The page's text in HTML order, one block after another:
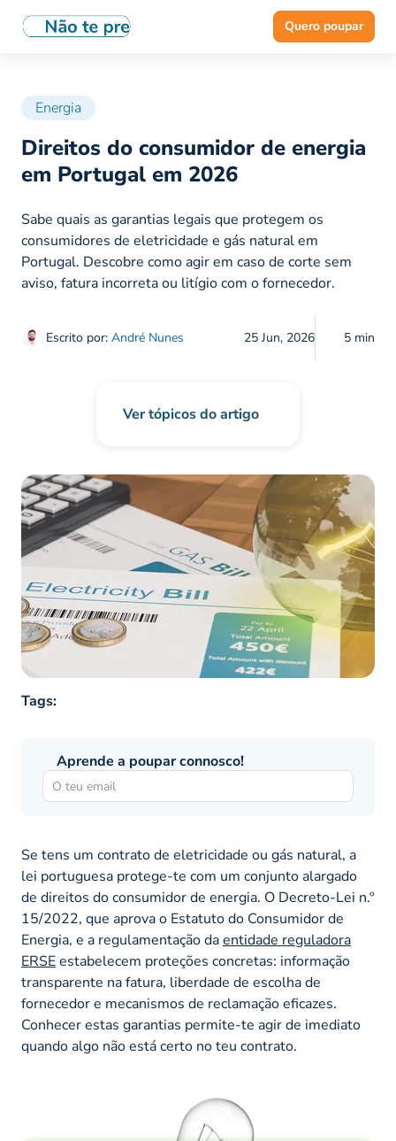
Quero poupar
Energia
Direitos do consumidor de energia
em Portugal em 2026
Escrito por: André Nunes 25 Jun, 2026 5 min
Sabe quais as garantias legais que protegem os
consumidores de eletricidade e gás natural em
Portugal. Descobre como agir em caso de corte sem
aviso, fatura incorreta ou litígio com o fornecedor.
Ver tópicos do artigo
Tags:
Aprende a poupar connosco!
Se tens um contrato de eletricidade ou gás natural, a
lei portuguesa protege-te com um conjunto alargado
de direitos do consumidor de energia. O Decreto-Lei n.º
15/2022, que aprova o Estatuto do Consumidor de
Energia, e a regulamentação daentidade reguladora
ERSEestabelecem proteções concretas: informação
transparente na fatura, liberdade de escolha de
fornecedor e mecanismos de reclamação eficazes.
Conhecer estas garantias permite-te agir de imediato
quando algo não está certo no teu contrato.